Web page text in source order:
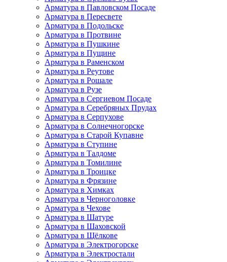
Арматура в Павловском Посаде
Арматура в Пересвете
Арматура в Подольске
Арматура в Протвине
Арматура в Пушкине
Арматура в Пущине
Арматура в Раменском
Арматура в Реутове
Арматура в Рошале
Арматура в Рузе
Арматура в Сергиевом Посаде
Арматура в Серебряных Прудах
Арматура в Серпухове
Арматура в Солнечногорске
Арматура в Старой Купавне
Арматура в Ступине
Арматура в Талдоме
Арматура в Томилине
Арматура в Троицке
Арматура в Фрязине
Арматура в Химках
Арматура в Черноголовке
Арматура в Чехове
Арматура в Шатуре
Арматура в Шаховской
Арматура в Щёлкове
Арматура в Электрогорске
Арматура в Электростали